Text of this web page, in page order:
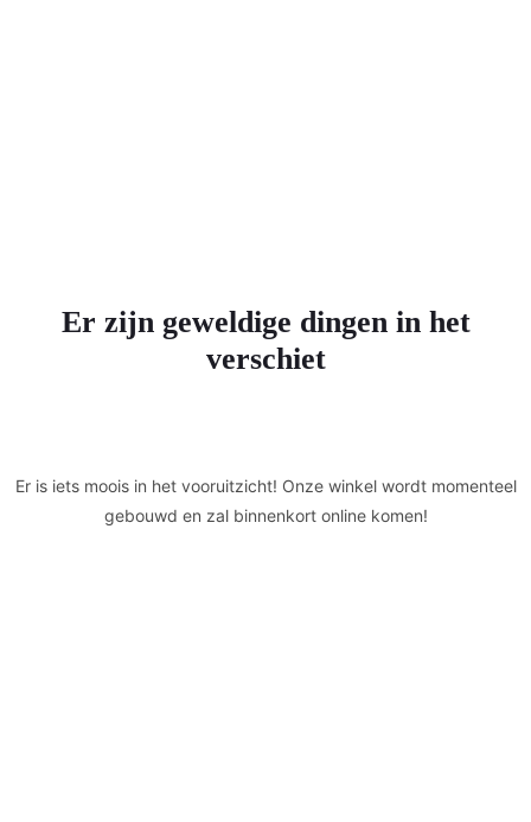
Er zijn geweldige dingen in het
verschiet
Er is iets moois in het vooruitzicht! Onze winkel wordt momenteel
gebouwd en zal binnenkort online komen!